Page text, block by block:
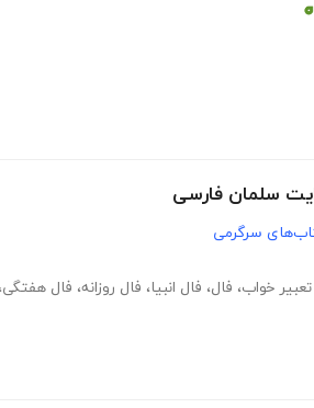
سلمان فارسی
سرگرمی
تعبیر خواب، فال، فال انبیا، فال روزانه، فال هفتگی،